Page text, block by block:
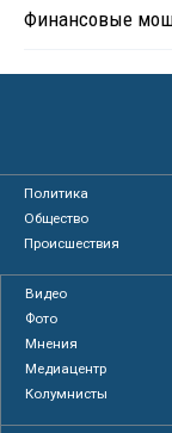
Финансовые
Политика
Общество
Происшествия
Видео
Фото
Мнения
Медиацентр
Колумнисты